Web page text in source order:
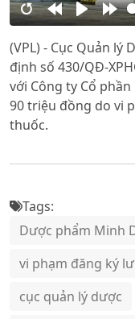
RestartRewind
10s
Play
10s
(VPL) - Cục Quản lý
định số 430/QĐ-
với Công ty Cổ
90 triệu đồng do vi
thuốc.
Tags:
Dược phẩm Minh
vi phạm đăng ký
cục quản lý dược